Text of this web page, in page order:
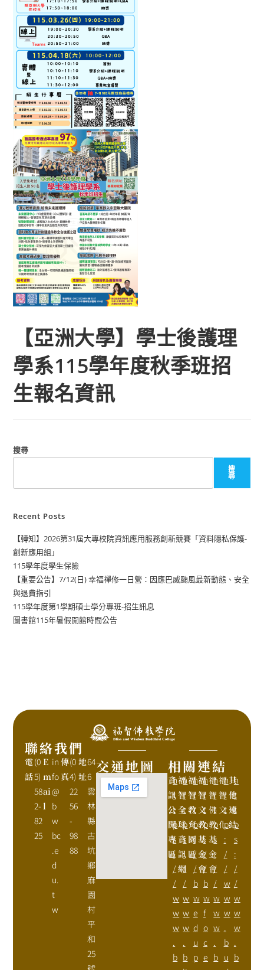
【亞洲大學】學士後護理
學系115學年度秋季班招
生報名資訊
搜尋
搜
尋
Recent Posts
【轉知】2026第31屆大專校院資訊應用服務創新競賽「資料隱私保護-
創新應用組」
115學年度學生保險
【重要公告】7/12(日) 幸福禪修一日營：因應巴威颱風最新動態、安全
與退費指引
115學年度第1學期碩士學分專班-招生訊息
圖書館115年暑假開館時間公告
聯絡我們
電
話
(0
5)
58
2-
82
25
E
m
ai
l
in
fo
@
b
w
bc
.e
d
u.
t
w
傳
真
(0
4)
22
56
-
98
88
地
址
64
6
雲
林
縣
古
坑
鄉
麻
園
村
平
和
25
交通地圖 相關連結
資
訊
公
開
專
區
h
t
t
p
s
:
/
/
w
w
w
.
b
福
智
全
球
資
訊
網
h
t
t
p
s
:
/
/
w
w
w
.
b
福
智
教
育
園
區
h
t
t
p
:
/
/
b
w
e
d
u
p
福
智
文
教
基
金
會
h
t
t
p
:
/
/
b
w
f
o
c
e
福
智
佛
教
基
金
會
h
t
t
p
s
:
/
/
w
w
w
.
b
福
智
文
化
h
t
t
p
:
/
/
w
w
w
.
b
u
其
他
連
結
h
t
t
p
s
:
/
/
w
w
w
.
b